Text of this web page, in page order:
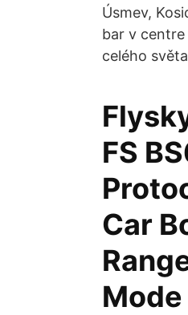
Úsmev,
bar v
celého
FS
Car
Mode